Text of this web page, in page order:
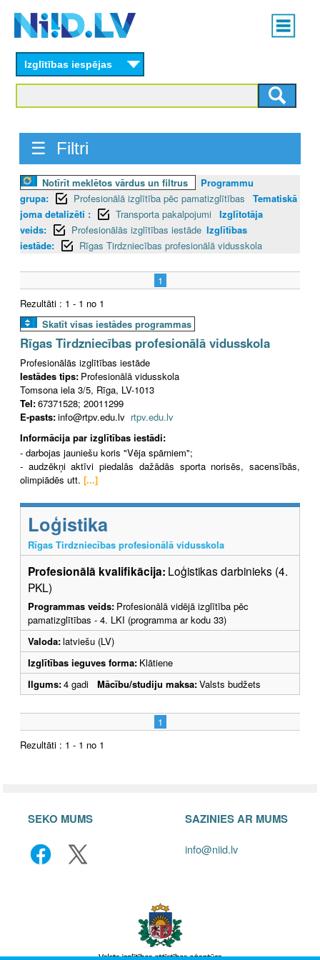
content
Main
menu
Izglītības iespējas
☰ Filtri
Notīrīt meklētos vārdus un filtrus
Programmu
grupa:
Profesionālā izglītība pēc pamatizglītības
Tematiskā
joma detalizēti :
Transporta pakalpojumi
Izglītotāja
veids:
Profesionālās izglītības iestāde Izglītības
iestāde:
Rīgas Tirdzniecības profesionālā vidusskola
1
Rezultāti : 1 - 1 no 1
Skatīt visas iestādes programmas
Rīgas Tirdzniecības profesionālā vidusskola
Profesionālās izglītības iestāde
Iestādes tips: Profesionālā vidusskola
Tomsona iela 3/5, Rīga, LV-1013
Tel:67371528; 20011299
E-pasts:info@rtpv.edu.lv rtpv.edu.lv
Informācija par izglītības iestādi:
- darbojas jauniešu koris "Vēja spārniem";
- audzēkņi aktīvi piedalās dažādās sporta norisēs, sacensībās,
olimpiādēs utt. [...]
Loģistika
Rīgas Tirdzniecības profesionālā vidusskola
Profesionālā kvalifikācija: Loģistikas darbinieks (4.
PKL)
Programmas veids: Profesionālā vidējā izglītība pēc
pamatizglītības - 4. LKI (programma ar kodu 33)
Valoda:latviešu (LV)
Izglītības ieguves forma: Klātiene
Ilgums:4 gadi Mācību/studiju maksa:Valsts budžets
1
Rezultāti : 1 - 1 no 1
SEKO MUMS SAZINIES AR MUMS
info@niid.lv